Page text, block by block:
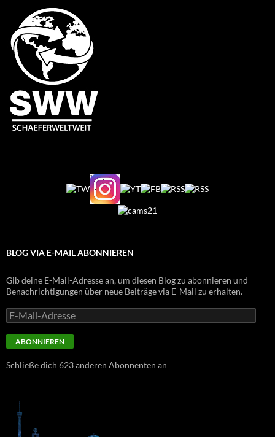
BLOG VIA E-MAIL ABONNIEREN
Gib deine E-Mail-Adresse an, um diesen Blog zu abonnieren und
Benachrichtigungen über neue Beiträge via E-Mail zu erhalten.
E-
Mail-
Adresse
ABONNIEREN
Schließe dich 623 anderen Abonnenten an